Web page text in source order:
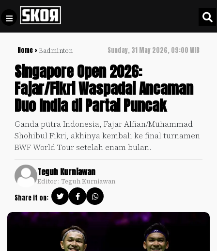
Home > Badminton Sunday, 31 May 2026, 09:00 WIB
Singapore Open 2026:
Fajar/Fikri Waspadai Ancaman
Duo India di Partai Puncak
Ganda putra Indonesia, Fajar Alfian/Muhammad
Shohibul Fikri, akhinya kembali ke final turnamen
BWF World Tour setelah enam bulan.
Teguh Kurniawan
Editor : Teguh Kurniawan
Share it on:
Football +
Culture +
+
Timnas
Indonesia
SKOR
SPECIAL
Video
Policy
Pedoman
Pemberitaan
Media
Siber
Kami